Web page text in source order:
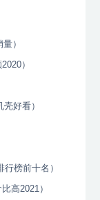
）
）
好看）
榜前十名）
高2021）